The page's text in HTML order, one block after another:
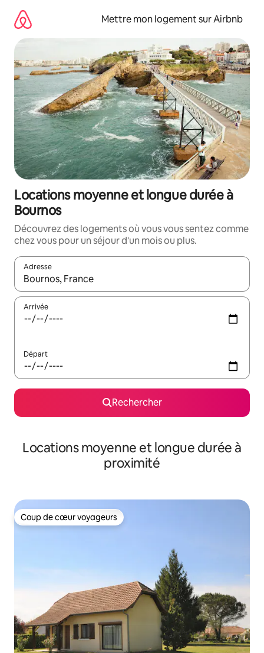
directement
contenu
Mettre mon logement sur Airbnb
Locations moyenne et longue durée à
Bournos
Découvrez des logements où vous vous sentez comme
chez vous pour un séjour d'un mois ou plus.
Adresse
Lorsque les résultats s'affichent, utilisez les flèches vers le
Arrivée
Départ
Rechercher
Locations moyenne et longue durée à
proximité
Coup de cœur voyageurs
Coup de cœur voyageurs